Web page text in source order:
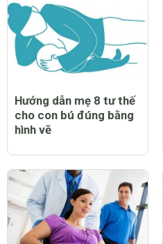
Hướng dẫn mẹ 8 tư thế
cho con bú đúng bằng
hình vẽ